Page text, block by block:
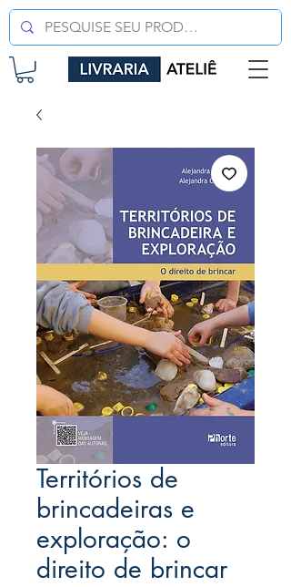
Territórios de
brincadeiras e
exploração: o
direito de brincar